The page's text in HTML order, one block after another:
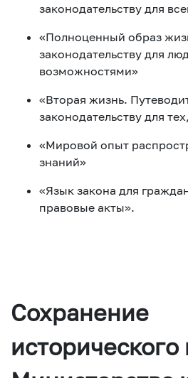
законодательству для
«Полноценный образ
законодательству для
возможностями»
«Вторая жизнь.
законодательству для
«Мировой опыт
знаний»
«Язык закона для
правовые акты».
Сохранение
исторического